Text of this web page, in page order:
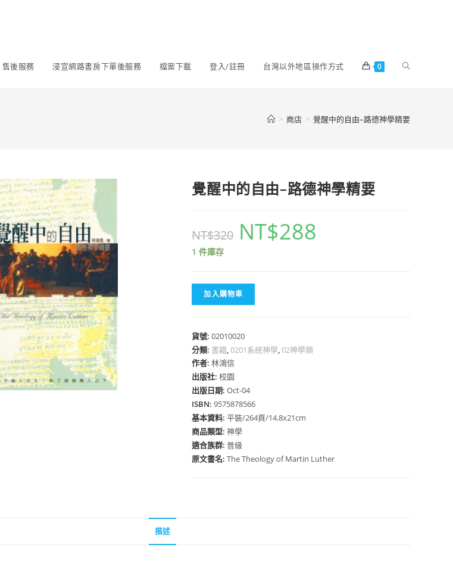
售後服務 浸宣網路書房下單後服務 檔案下載 登入/註冊 台灣以外地區操作方式 0
> 商店 > 覺醒中的自由–路德神學精要
覺醒中的自由–路德神學精要
NT$320 NT$288
1 件庫存
加入購物車
貨號:02010020
分類: 書籍,0201系統神學,02神學類
作者:林鴻信
出版社:校園
出版日期:Oct-04
ISBN:9575878566
基本資料:平裝/264頁/14.8x21cm
商品類型:神學
適合族群:普級
原文書名:The Theology of Martin Luther
描述
聖經的脈絡與核心